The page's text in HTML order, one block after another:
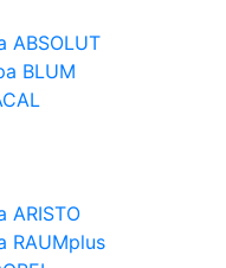
ABSOLUT
BLUM
ARISTO
RAUMplus